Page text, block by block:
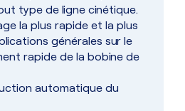
type de ligne cinétique.
la plus rapide et la plus
générales sur le
rapide de la bobine de
automatique du